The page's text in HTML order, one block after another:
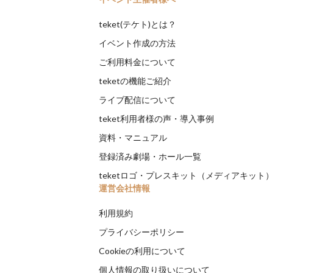
teket(テケト)とは？
イベント作成の方法
ご利用料金について
teketの機能ご紹介
ライブ配信について
teket利用者様の声・導入事例
資料・マニュアル
登録済み劇場・ホール一覧
teketロゴ・プレスキット（メディアキット）
運営会社情報
利用規約
プライバシーポリシー
Cookieの利用について
個人情報の取り扱いについて